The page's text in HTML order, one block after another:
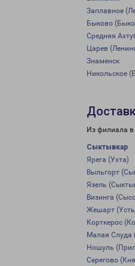
Заплавное
Быково
Средняя
Царев
Знаменск
Никольское
Из филиала в
Сыктывкар
Ярега (Ухта)
Выльгорт
Язель
Визинга
Жешарт
Корткерос
Малая Слуда
Ношуль
Серегово